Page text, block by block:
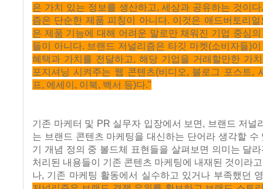
은 가치 있는 정보를 생산하고, 세상과 공유하는 것이
즘은 단순한 제품 피칭이 아니다. 이것은 애드버토리
은 제품 기능에 대해 어려운 말로만 채워진 기업 중심
들이 아니다. 브랜드 저널리즘은 타깃 마켓(소비자들)
혜택과 가치를 전달하고, 해당 기업을 거래할만한 가
포지셔닝 시켜주는 웹 콘텐츠(비디오, 블로그 포스트,
프, 에세이, 이북, 백서 등)다."
기존 마케터 및 PR 실무자 입장에서 보면, 브랜드 저널
는 브랜드 콘텐츠 마케팅을 대신하는 단어라 생각할 수
기 개념 정의 중 볼드체 표현들을 살펴보면 의미는 달
처리된 내용들이 기존 콘텐츠 마케팅에 내재된 것이라
나, 기존 마케팅 활동에서 실수하고 있거나 부족했던